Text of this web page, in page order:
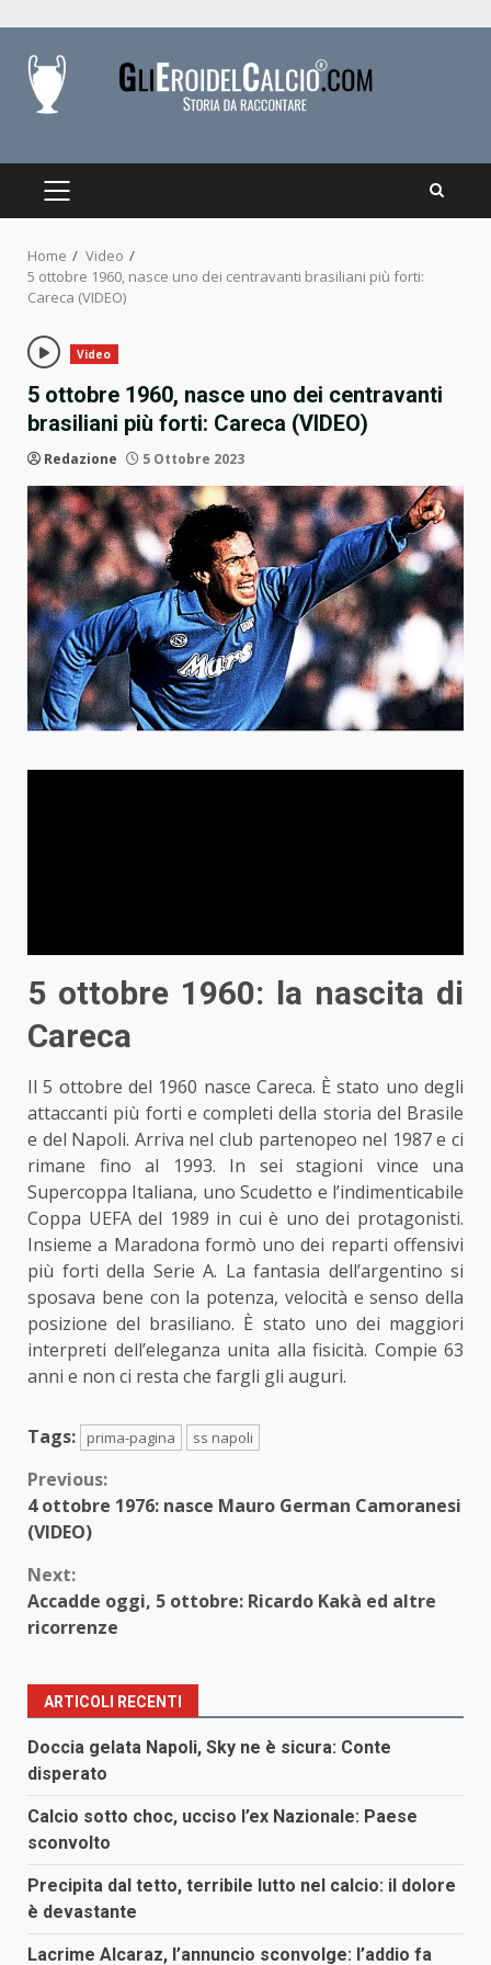
content
PRIMARY
Home
Video
5 ottobre 1960, nasce uno dei centravanti brasiliani più forti:
Careca (VIDEO)
Video
5 ottobre 1960, nasce uno dei centravanti
brasiliani più forti: Careca (VIDEO)
Redazione 5 Ottobre 2023
5 ottobre 1960: la nascita di
Careca
Il 5 ottobre del 1960 nasce Careca. È stato uno degli
attaccanti più forti e completi della storia del Brasile
e del Napoli. Arriva nel club partenopeo nel 1987 e ci
rimane fino al 1993. In sei stagioni vince una
Supercoppa Italiana, uno Scudetto e l’indimenticabile
Coppa UEFA del 1989 in cui è uno dei protagonisti.
Insieme a Maradona formò uno dei reparti offensivi
più forti della Serie A. La fantasia dell’argentino si
sposava bene con la potenza, velocità e senso della
posizione del brasiliano. È stato uno dei maggiori
interpreti dell’eleganza unita alla fisicità. Compie 63
anni e non ci resta che fargli gli auguri.
Tags: prima-pagina ss napoli
Continue
Reading
Previous:
4 ottobre 1976: nasce Mauro German Camoranesi
(VIDEO)
Next:
Accadde oggi, 5 ottobre: Ricardo Kakà ed altre
ricorrenze
ARTICOLI RECENTI
Doccia gelata Napoli, Sky ne è sicura: Conte
disperato
Calcio sotto choc, ucciso l’ex Nazionale: Paese
sconvolto
Precipita dal tetto, terribile lutto nel calcio: il dolore
è devastante
Lacrime Alcaraz, l’annuncio sconvolge: l’addio fa